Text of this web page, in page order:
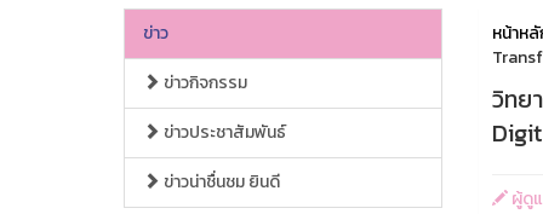
ข่าว
ข่าวกิจกรรม
ข่าวประชาสัมพันธ์
ข่าวน่าชื่นชม ยินดี
หน้าห
วิทย
ผู้ดูแ